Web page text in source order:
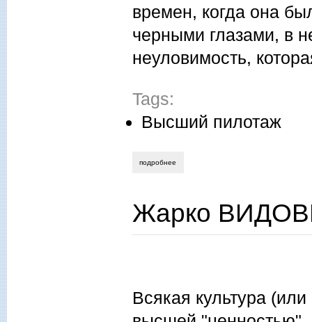
времен, когда она
черными глазами, в
неуловимость,
Tags:
Высший пилотаж
подробнее
Жарко
Всякая культура